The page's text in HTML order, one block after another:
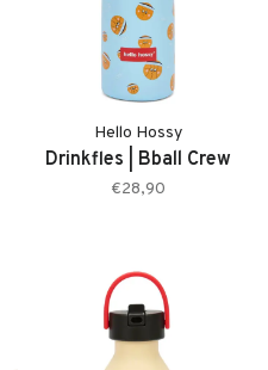
Hello Hossy
Drinkfles | Bball Crew
€28,90